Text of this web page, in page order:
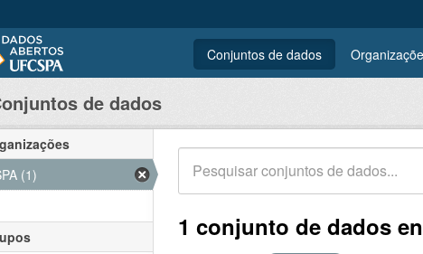
Conjuntos de dados
de dados
1 conjunto de dados
(1)